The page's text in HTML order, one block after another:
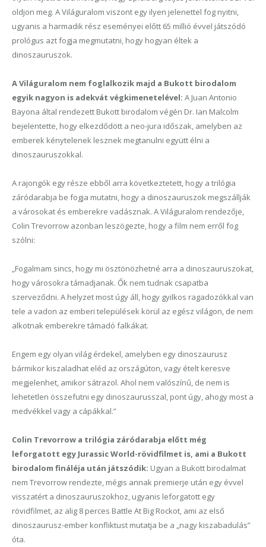
oldjon meg. A Világuralom viszont egy ilyen jelenettel fog nyitni,
ugyanis a harmadik rész eseményei előtt 65 millió évvel játszódó
prológus azt fogja megmutatni, hogy hogyan éltek a
dinoszauruszok.
A Világuralom nem foglalkozik majd a Bukott birodalom
egyik nagyon is adekvát végkimenetelével: A Juan Antonio
Bayona által rendezett Bukott birodalom végén Dr. Ian Malcolm
bejelentette, hogy elkezdődött a neo-jura időszak, amelyben az
emberek kénytelenek lesznek megtanulni együtt élni a
dinoszauruszokkal.
A rajongók egy része ebből arra következtetett, hogy a trilógia
záródarabja be fogja mutatni, hogy a dinoszauruszok megszállják
a városokat és emberekre vadásznak. A Világuralom rendezője,
Colin Trevorrow azonban leszögezte, hogy a film nem erről fog
szólni:
„Fogalmam sincs, hogy mi ösztönözhetné arra a dinoszauruszokat,
hogy városokra támadjanak. Ők nem tudnak csapatba
szerveződni. A helyzet most úgy áll, hogy gyilkos ragadozókkal van
tele a vadon az emberi települések körül az egész világon, de nem
alkotnak emberekre támadó falkákat.
Engem egy olyan világ érdekel, amelyben egy dinoszaurusz
bármikor kiszaladhat eléd az országúton, vagy ételt keresve
megjelenhet, amikor sátrazol. Ahol nem valószínű, de nem is
lehetetlen összefutni egy dinoszaurusszal, pont úgy, ahogy most a
medvékkel vagy a cápákkal.”
Colin Trevorrow a trilógia záródarabja előtt még
leforgatott egy Jurassic World-rövidfilmet is, ami a Bukott
birodalom fináléja után játszódik: Ugyan a Bukott birodalmat
nem Trevorrow rendezte, mégis annak premierje után egy évvel
visszatért a dinoszauruszokhoz, ugyanis leforgatott egy
rövidfilmet, az alig 8 perces Battle At Big Rockot, ami az első
dinoszaurusz-ember konfliktust mutatja be a „nagy kiszabadulás”
óta.